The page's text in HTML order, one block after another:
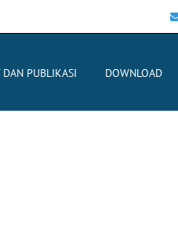
DAN PUBLIKASI DOWNLOAD